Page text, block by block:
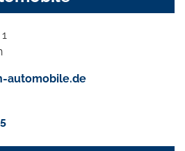
automobile.de